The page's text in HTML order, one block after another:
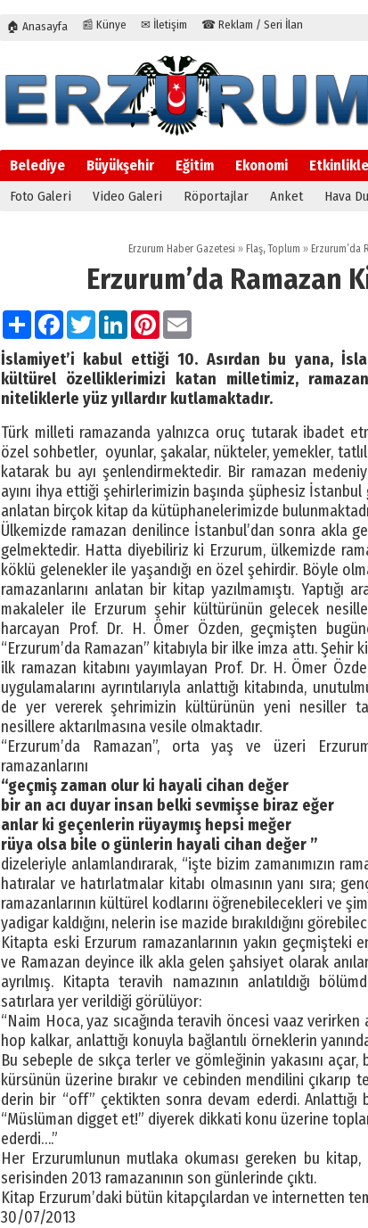
🏠 Anasayfa 📰 Künye ✉ İletişim ☎ Reklam / Seri İlan
Belediye Büyükşehir Eğitim Ekonomi
Foto Galeri Video Galeri Röportajlar Anket Hava
Erzurum Haber Gazetesi » Flaş,Toplum » Erzurum’da
Erzurum’da Ramazan
PaylaşFacebook
TwitterLinkedInPinterest
İslamiyet’i kabul ettiği 10. Asırdan bu yana,
kültürel özelliklerimizi katan milletimiz,
niteliklerle yüz yıllardır kutlamaktadır.
Türk milleti ramazanda yalnızca oruç tutarak ibadet
özel sohbetler, oyunlar, şakalar, nükteler, yemekler,
katarak bu ayı şenlendirmektedir. Bir ramazan
ayını ihya ettiği şehirlerimizin başında şüphesiz
anlatan birçok kitap da kütüphanelerimizde
Ülkemizde ramazan denilince İstanbul’dan sonra akla
gelmektedir. Hatta diyebiliriz ki Erzurum, ülkemizde
köklü gelenekler ile yaşandığı en özel şehirdir. Böyle
ramazanlarını anlatan bir kitap yazılmamıştı. Yaptığı
makaleler ile Erzurum şehir kültürünün gelecek
harcayan Prof. Dr. H. Ömer Özden, geçmişten
“Erzurum’da Ramazan” kitabıyla bir ilke imza attı. Şehir
ilk ramazan kitabını yayımlayan Prof. Dr. H. Ömer
uygulamalarını ayrıntılarıyla anlattığı kitabında,
de yer vererek şehrimizin kültürünün yeni nesiller
nesillere aktarılmasına vesile olmaktadır.
“Erzurum’da Ramazan”, orta yaş ve üzeri
ramazanlarını
“geçmiş zaman olur ki hayali cihan değer
bir an acı duyar insan belki sevmişse biraz eğer
anlar ki geçenlerin rüyaymış hepsi meğer
rüya olsa bile o günlerin hayali cihan değer ”
dizeleriyle anlamlandırarak, “işte bizim zamanımızın
hatıralar ve hatırlatmalar kitabı olmasının yanı sıra;
ramazanlarının kültürel kodlarını öğrenebilecekleri ve
yadigar kaldığını, nelerin ise mazide bırakıldığını
Kitapta eski Erzurum ramazanlarının yakın
ve Ramazan deyince ilk akla gelen şahsiyet olarak
ayrılmış. Kitapta teravih namazının anlatıldığı
satırlara yer verildiği görülüyor:
“Naim Hoca, yaz sıcağında teravih öncesi vaaz
hop kalkar, anlattığı konuyla bağlantılı örneklerin
Bu sebeple de sıkça terler ve gömleğinin yakasını açar,
kürsünün üzerine bırakır ve cebinden mendilini
derin bir “off” çektikten sonra devam ederdi.
“Müslüman digget et!” diyerek dikkati konu üzerine
ederdi….”
Her Erzurumlunun mutlaka okuması gereken bu kitap,
serisinden 2013 ramazanının son günlerinde çıktı.
Kitap Erzurum’daki bütün kitapçılardan ve internetten
30/07/2013